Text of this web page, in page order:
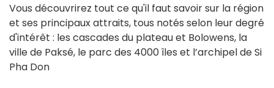
Vous découvrirez tout ce qu'il faut savoir sur la région
et ses principaux attraits, tous notés selon leur degré
d'intérêt : les cascades du plateau et Bolowens, la
ville de Paksé, le parc des 4000 îles et l’archipel de Si
Pha Don